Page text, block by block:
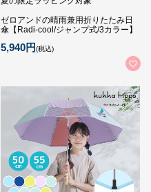
ゼロアンドの晴雨兼用折りたたみ日
傘【Radi-cool/ジャンプ式/3カラー】
5,940円(税込)